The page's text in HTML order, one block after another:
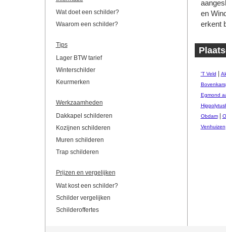
Wat doet een schilder?
Waarom een schilder?
Tips
Lager BTW tarief
Winterschilder
Keurmerken
Werkzaamheden
Dakkapel schilderen
Kozijnen schilderen
Muren schilderen
Trap schilderen
Prijzen en vergelijken
Wat kost een schilder?
Schilder vergelijken
Schilderoffertes
en
erkent
'T Veld
Egmond
Obdam|
Venhuizen